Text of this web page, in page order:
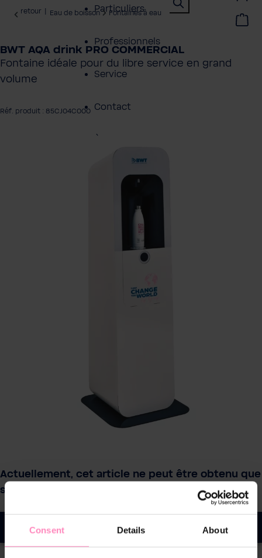
Consent Details About
Particuliers
Professionnels
Service
Contact
retour Eau de boisson Fontaines à eau
BWT AQA drink PRO COMMERCIAL
Fontaine idéale pour du libre service en grand
volume
Réf. produit : 85CJ04C000
Actuellement, cet article ne peut être obtenu que
sur demande.
Demander un devis